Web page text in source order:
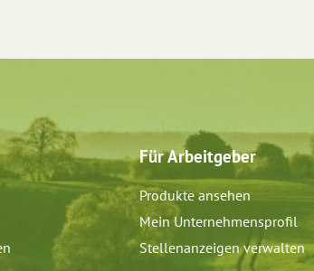
Für Arbeitgeber
Produkte ansehen
Mein Unternehmensprofil
Stellenanzeigen verwalten